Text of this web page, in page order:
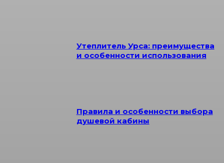
Утеплитель Урса: преимущества
и особенности использования
Правила и особенности выбора
душевой кабины